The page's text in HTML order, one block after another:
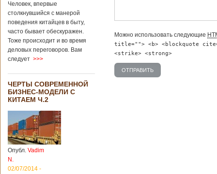
Человек, впервые
столкнувшийся с манерой
поведения китайцев в быту,
часто бывает обескуражен.
Тоже происходит и во время
деловых переговоров. Вам
следует >>>
ЧЕРТЫ СОВРЕМЕННОЙ
БИЗНЕС-МОДЕЛИ С
КИТАЕМ Ч.2
Опубл. Vadim
N.
02/07/2014 -
Можно использовать следующие
title=""> <b> <blockquote
<strike> <strong>